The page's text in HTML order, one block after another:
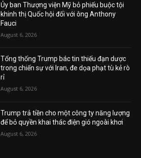
Ủy ban Thượng viện Mỹ bỏ phiếu buộc tội
khinh thị Quốc hội đối với ông Anthony
Fauci
August 6, 2026
Tổng thống Trump bác tin thiếu đạn dược
trong chiến sự với Iran, đe dọa phạt tù kẻ rò
rỉ
August 6, 2026
Trump trả tiền cho một công ty năng lượng
để bỏ quyền khai thác điện gió ngoài khơi
August 6, 2026